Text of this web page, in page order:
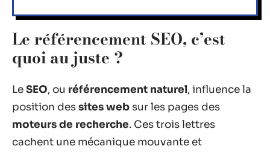
Le référencement SEO, c’est
quoi au juste ?
LeSEO, ou référencement naturel, influence la
position dessites web sur les pages des
moteurs de recherche. Ces trois lettres
cachent une mécanique mouvante et